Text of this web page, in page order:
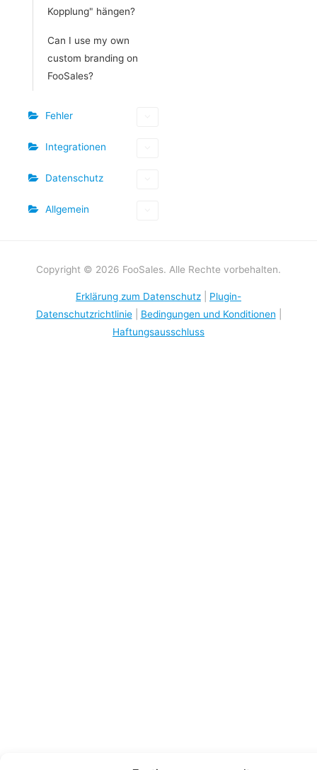
Kopplung" hängen?
Can I use my own
custom branding on
FooSales?
Fehler
Integrationen
Datenschutz
Allgemein
Copyright © 2026 FooSales. Alle Rechte vorbehalten.
Erklärung zum Datenschutz
Plugin-
Datenschutzrichtlinie| Bedingungen und Konditionen
Haftungsausschluss